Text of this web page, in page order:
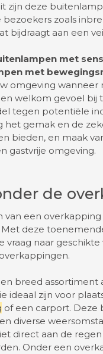
zijn deze
zoals
bijdraagt aan een
met
met
omgeving wanneer
welkom gevoel bij
tegen potentiële
het gemak en de
bieden, en maak
gastvrije omgeving.
de
van een
deze
vraag naar
breed assortiment
ideaal zijn voor
of een carport. Deze
diverse
direct aan de
Onder een